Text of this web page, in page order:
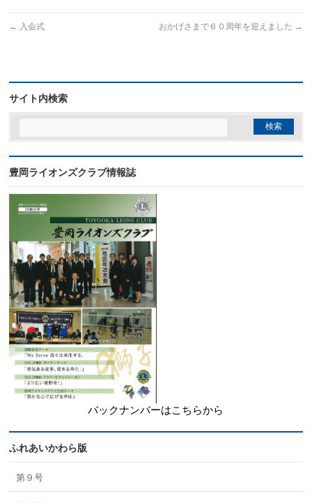
← 入会式 おかげさまで６０周年を迎えました →
サイト内検索
豊岡ライオンズクラブ情報誌
バックナンバーはこちらから
ふれあいかわら版
第９号